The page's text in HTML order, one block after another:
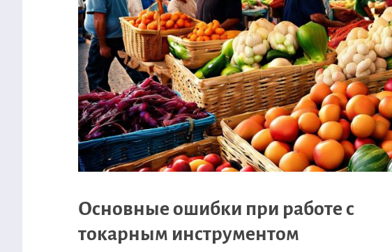
Основные ошибки при работе с
токарным инструментом